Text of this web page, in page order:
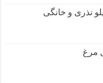
نذری و خانگی
مرغ